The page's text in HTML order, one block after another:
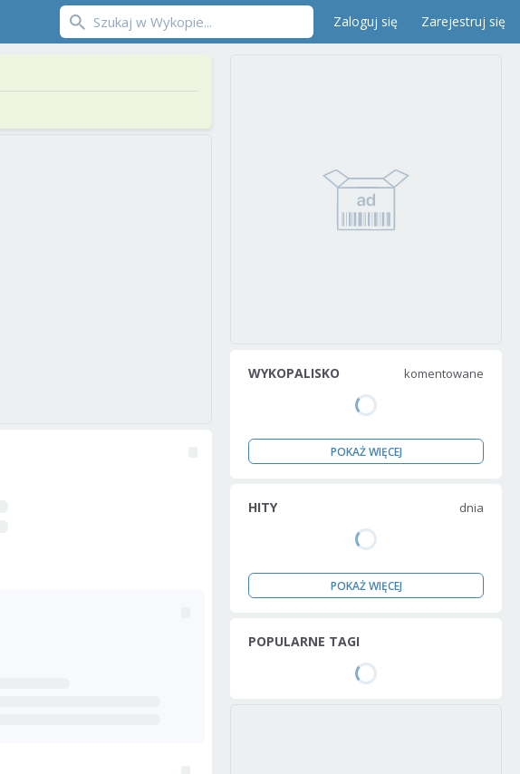
Zaloguj się Zarejestruj się
WYKOPALISKO komentowane
POKAŻ WIĘCEJ
HITY dnia
POKAŻ WIĘCEJ
POPULARNE TAGI